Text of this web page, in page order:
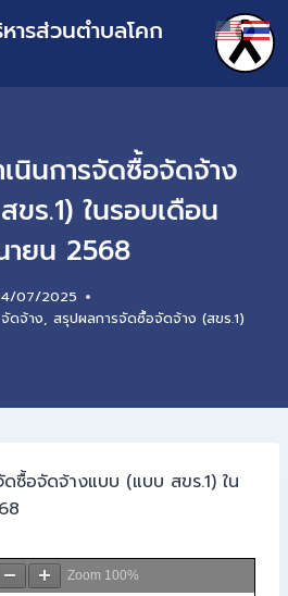
ารส่วนตำบลโคก
นินการจัดซื้อจัดจ้าง
ร.1) ในรอบเดือน
ายน 2568
07/2025
ดจ้าง, สรุปผลการจัดซื้อจัดจ้าง (สขร.1)
ซื้อจัดจ้างแบบ (แบบ สขร.1) ใน
Zoom 100%